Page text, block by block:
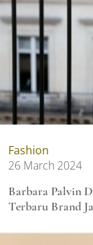
Fashion
26 March 2024
Barbara Palvin
Terbaru Brand